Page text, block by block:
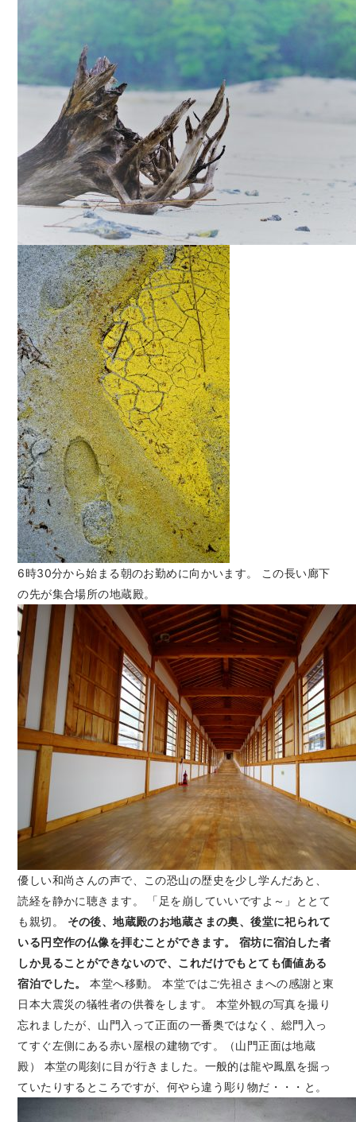
6時30分から始まる朝のお勤めに向かいます。 この長い廊下
の先が集合場所の地蔵殿。
優しい和尚さんの声で、この恐山の歴史を少し学んだあと、
読経を静かに聴きます。 「足を崩していいですよ～」ととて
も親切。 その後、地蔵殿のお地蔵さまの奥、後堂に祀られて
いる円空作の仏像を拝むことができます。
宿坊に宿泊した者
しか見ることができないので、これだけでもとても価値ある
宿泊でした。
本堂へ移動。 本堂ではご先祖さまへの感謝と東
日本大震災の犠牲者の供養をします。 本堂外観の写真を撮り
忘れましたが、山門入って正面の一番奥ではなく、総門入っ
てすぐ左側にある赤い屋根の建物です。（山門正面は地蔵
殿） 本堂の彫刻に目が行きました。一般的は龍や鳳凰を掘っ
ていたりするところですが、何やら違う彫り物だ・・・と。